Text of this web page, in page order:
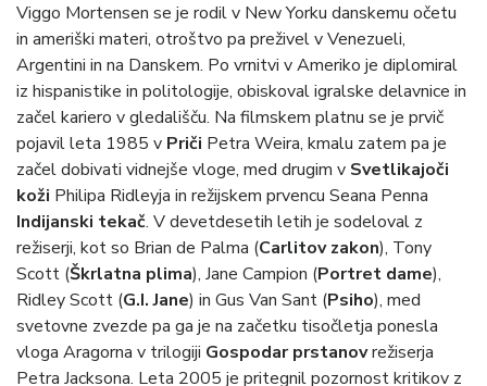
Viggo Mortensen se je rodil v New Yorku danskemu očetu
in ameriški materi, otroštvo pa preživel v Venezueli,
Argentini in na Danskem. Po vrnitvi v Ameriko je diplomiral
iz hispanistike in politologije, obiskoval igralske delavnice in
začel kariero v gledališču. Na filmskem platnu se je prvič
pojavil leta 1985 v Priči Petra Weira, kmalu zatem pa je
začel dobivati vidnejše vloge, med drugim v Svetlikajoči
koži Philipa Ridleyja in režijskem prvencu Seana Penna
Indijanski tekač. V devetdesetih letih je sodeloval z
režiserji, kot so Brian de Palma (Carlitov zakon), Tony
Scott (Škrlatna plima), Jane Campion (Portret dame),
Ridley Scott (G.I. Jane) in Gus Van Sant (Psiho), med
svetovne zvezde pa ga je na začetku tisočletja ponesla
vloga Aragorna v trilogiji Gospodar prstanovrežiserja
Petra Jacksona. Leta 2005 je pritegnil pozornost kritikov z